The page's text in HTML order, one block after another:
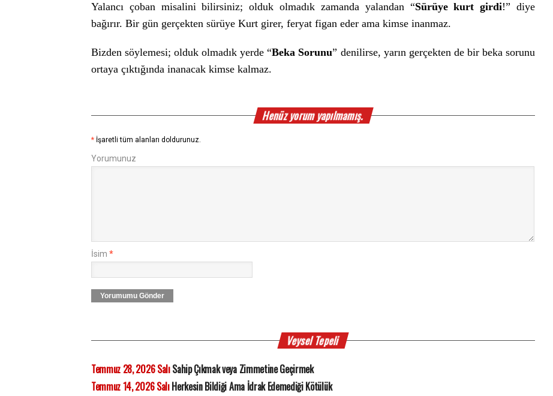
Yalancı çoban misalini bilirsiniz; olduk olmadık zamanda yalandan “Sürüye kurt girdi!” diye
bağırır. Bir gün gerçekten sürüye Kurt girer, feryat figan eder ama kimse inanmaz.
Bizden söylemesi; olduk olmadık yerde “Beka Sorunu” denilirse, yarın gerçekten de bir beka sorunu
ortaya çıktığında inanacak kimse kalmaz.
Henüz yorum yapılmamış.
* İşaretli tüm alanları doldurunuz.
Yorumunuz
İsim *
Yorumumu Gönder
Veysel Tepeli
Temmuz 28, 2026 SalıSahip Çıkmak veya Zimmetine Geçirmek
Temmuz 14, 2026 SalıHerkesin Bildiği Ama İdrak Edemediği Kötülük